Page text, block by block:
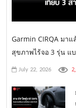
Garmin CIRQA มา
สุขภาพไร้จอ 3 รุ่น แ
July 22, 2026